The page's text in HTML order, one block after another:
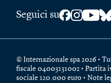
Seguici su
© Internazionale spa 2026 •
fiscale 04003131002 • Partita
sociale 120.000 euro • Note